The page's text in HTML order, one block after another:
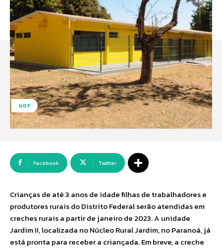
GDF
Facebook Twitter
Crianças de até 3 anos de idade filhas de trabalhadores e
produtores rurais do Distrito Federal serão atendidas em
creches rurais a partir de janeiro de 2023. A unidade
Jardim II, localizada no Núcleo Rural Jardim, no Paranoá, já
está pronta para receber a criançada. Em breve, a creche